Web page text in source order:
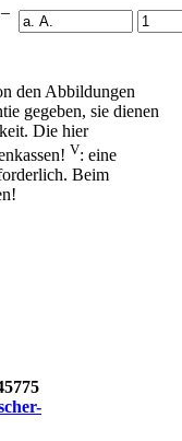
den Abbildungen
gegeben, sie dienen
Die hier
V: eine
Beim